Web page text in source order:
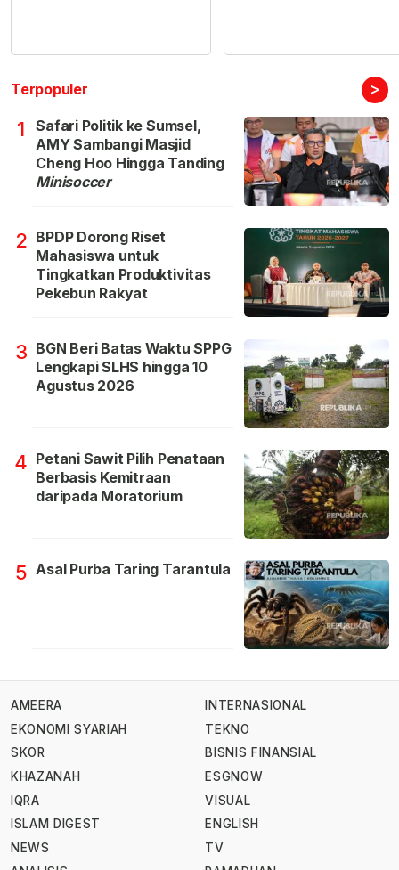
Terpopuler >
1
Safari Politik ke Sumsel,
AMY Sambangi Masjid
Cheng Hoo Hingga Tanding
Minisoccer
2 BPDP Dorong Riset
Mahasiswa untuk
Tingkatkan Produktivitas
Pekebun Rakyat
3 BGN Beri Batas Waktu SPPG
Lengkapi SLHS hingga 10
Agustus 2026
4 Petani Sawit Pilih Penataan
Berbasis Kemitraan
daripada Moratorium
5 Asal Purba Taring Tarantula
AMEERA
EKONOMI SYARIAH
SKOR
KHAZANAH
IQRA
ISLAM DIGEST
NEWS
INTERNASIONAL
TEKNO
BISNIS FINANSIAL
ESGNOW
VISUAL
ENGLISH
TV